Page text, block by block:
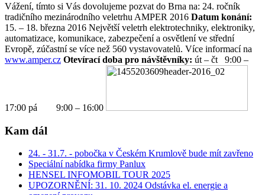
Vážení, tímto si Vás dovolujeme pozvat do Brna na: 24. ročník
tradičního mezinárodního veletrhu AMPER 2016 Datum konání:
15. – 18. března 2016 Největší veletrh elektrotechniky, elektroniky,
automatizace, komunikace, zabezpečení a osvětlení ve střední
Evropě, zúčastní se více než 560 vystavovatelů. Více informací na
www.amper.cz Otevírací doba pro návštěvníky: út – čt 9:00 –
17:00 pá 9:00 – 16:00
Kam dál
24. - 31.7. - pobočka v Českém Krumlově bude mít zavřeno
Speciální nabídka firmy Panlux
HENSEL INFOMOBIL TOUR 2025
UPOZORNĚNÍ: 31. 10. 2024 Odstávka el. energie a